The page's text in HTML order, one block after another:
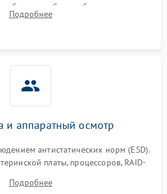
работоспособности без вскрытия
быстрой локализации сбоя.
Подробнее
и аппаратный осмотр
антистатических норм (ESD).
платы, процессоров, RAID-
питания на наличие термических
прогаров или окислений.
Подробнее